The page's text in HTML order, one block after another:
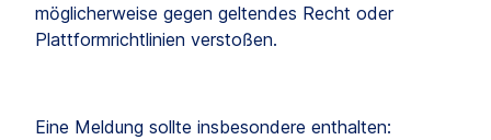
möglicherweise gegen geltendes Recht oder
Plattformrichtlinien verstoßen.
Eine Meldung sollte insbesondere enthalten: